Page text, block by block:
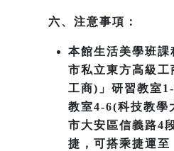
六、注意事項：
本館生活美學班
市私立東方高級
工商)」研習教室
教室4-6(科技教學
市大安區信義路4
捷，可搭乘捷運至